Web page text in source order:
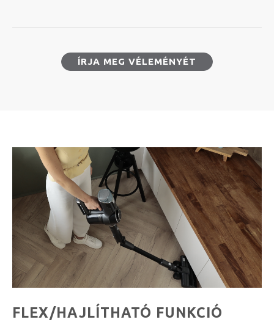
ÍRJA MEG VÉLEMÉNYÉT
FLEX/HAJLÍTHATÓ FUNKCIÓ